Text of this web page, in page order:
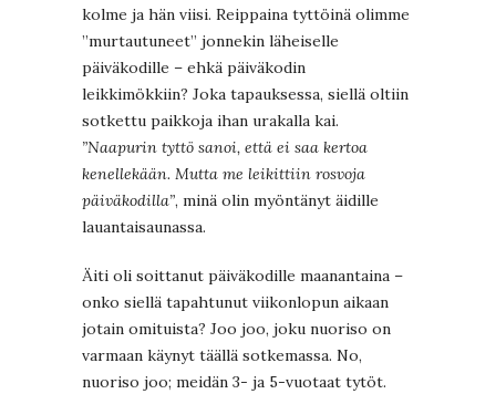
kolme ja hän viisi. Reippaina tyttöinä olimme
”murtautuneet” jonnekin läheiselle
päiväkodille – ehkä päiväkodin
leikkimökkiin? Joka tapauksessa, siellä oltiin
sotkettu paikkoja ihan urakalla kai.
”Naapurin tyttö sanoi, että ei saa kertoa
kenellekään. Mutta me leikittiin rosvoja
päiväkodilla”, minä olin myöntänyt äidille
lauantaisaunassa.
Äiti oli soittanut päiväkodille maanantaina –
onko siellä tapahtunut viikonlopun aikaan
jotain omituista? Joo joo, joku nuoriso on
varmaan käynyt täällä sotkemassa. No,
nuoriso joo; meidän 3- ja 5-vuotaat tytöt.